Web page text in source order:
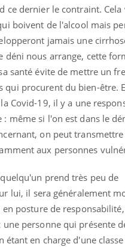
ce dernier le contraint.
boivent de l'alcool mais
jamais une
déni nous arrange, cette
santé évite de mettre un
qui procurent du bien-être.
Covid-19, il y a une
: même si l'on est dans le
on peut
aux personnes
prend très peu de
lui, il sera généralement
posture de
une personne qui présente
étant en charge d'une